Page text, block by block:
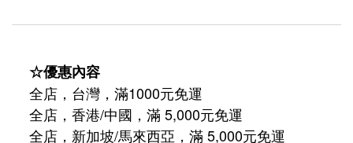
☆優惠內容
全店，台灣，滿1000元免運
全店，香港/中國，滿 5,000元免運
全店，新加坡/馬來西亞，滿 5,000元免運